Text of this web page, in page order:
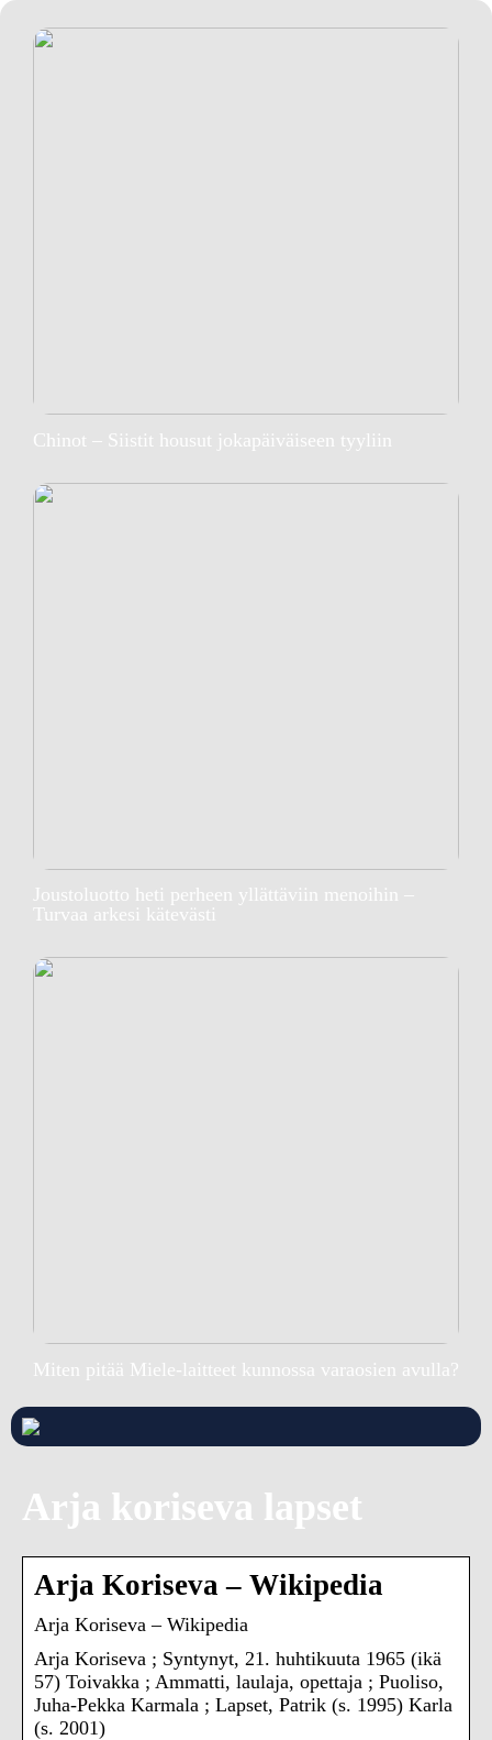
Chinot – Siistit housut jokapäiväiseen tyyliin
Joustoluotto heti perheen yllättäviin menoihin –
Turvaa arkesi kätevästi
Miten pitää Miele-laitteet kunnossa varaosien avulla?
Arja koriseva lapset
Arja Koriseva – Wikipedia
Arja Koriseva – Wikipedia
Arja Koriseva ; Syntynyt, 21. huhtikuuta 1965 (ikä
57) Toivakka ; Ammatti, laulaja, opettaja ; Puoliso,
Juha-Pekka Karmala ; Lapset, Patrik (s. 1995) Karla
(s. 2001)